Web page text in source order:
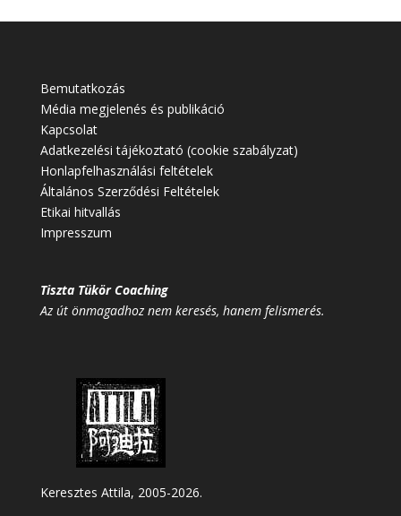
Bemutatkozás
Média megjelenés és publikáció
Kapcsolat
Adatkezelési tájékoztató (cookie szabályzat)
Honlapfelhasználási feltételek
Általános Szerződési Feltételek
Etikai hitvallás
Impresszum
Tiszta Tükör Coaching
Az út önmagadhoz nem keresés, hanem felismerés.
Keresztes Attila, 2005-2026.